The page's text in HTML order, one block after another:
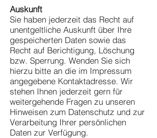
Auskunft
Sie haben jederzeit das Recht auf
unentgeltliche Auskunft über Ihre
gespeicherten Daten sowie das
Recht auf Berichtigung, Löschung
bzw. Sperrung. Wenden Sie sich
hierzu bitte an die im Impressum
angegebene Kontaktadresse. Wir
stehen Ihnen jederzeit gern für
weitergehende Fragen zu unseren
Hinweisen zum Datenschutz und zur
Verarbeitung Ihrer persönlichen
Daten zur Verfügung.